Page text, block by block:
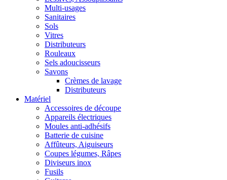
Multi-usages
Sanitaires
Sols
Vitres
Distributeurs
Rouleaux
Sels adoucisseurs
Savons
Crèmes de lavage
Distributeurs
Matériel
Accessoires de découpe
Appareils électriques
Moules anti-adhésifs
Batterie de cuisine
Affûteurs, Aiguiseurs
Coupes légumes, Râpes
Diviseurs inox
Fusils